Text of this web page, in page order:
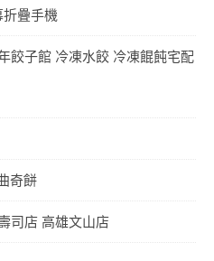
疊手機
餃子館 冷凍水餃 冷凍餛飩宅配
奇餅
司店 高雄文山店